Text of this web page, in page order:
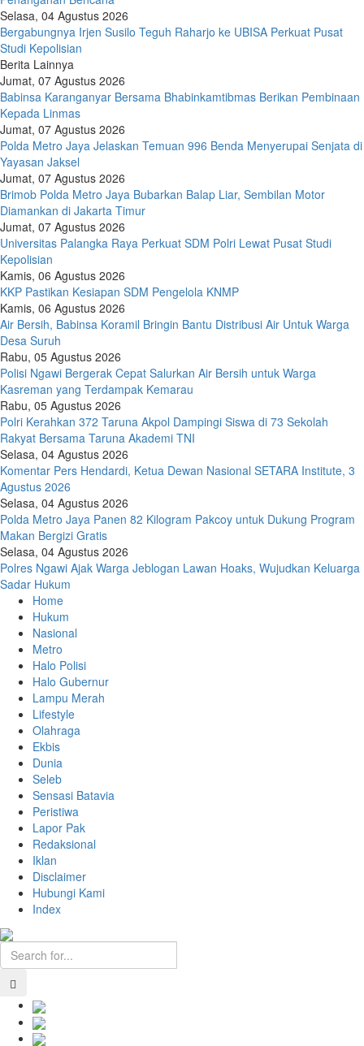
Selasa, 04 Agustus 2026
Bergabungnya Irjen Susilo Teguh Raharjo ke UBISA Perkuat Pusat
Studi Kepolisian
Berita Lainnya
Jumat, 07 Agustus 2026
Babinsa Karanganyar Bersama Bhabinkamtibmas Berikan Pembinaan
Kepada Linmas
Jumat, 07 Agustus 2026
Polda Metro Jaya Jelaskan Temuan 996 Benda Menyerupai Senjata di
Yayasan Jaksel
Jumat, 07 Agustus 2026
Brimob Polda Metro Jaya Bubarkan Balap Liar, Sembilan Motor
Diamankan di Jakarta Timur
Jumat, 07 Agustus 2026
Universitas Palangka Raya Perkuat SDM Polri Lewat Pusat Studi
Kepolisian
Kamis, 06 Agustus 2026
KKP Pastikan Kesiapan SDM Pengelola KNMP
Kamis, 06 Agustus 2026
Air Bersih, Babinsa Koramil Bringin Bantu Distribusi Air Untuk Warga
Desa Suruh
Rabu, 05 Agustus 2026
Polisi Ngawi Bergerak Cepat Salurkan Air Bersih untuk Warga
Kasreman yang Terdampak Kemarau
Rabu, 05 Agustus 2026
Polri Kerahkan 372 Taruna Akpol Dampingi Siswa di 73 Sekolah
Rakyat Bersama Taruna Akademi TNI
Selasa, 04 Agustus 2026
Komentar Pers Hendardi, Ketua Dewan Nasional SETARA Institute, 3
Agustus 2026
Selasa, 04 Agustus 2026
Polda Metro Jaya Panen 82 Kilogram Pakcoy untuk Dukung Program
Makan Bergizi Gratis
Selasa, 04 Agustus 2026
Polres Ngawi Ajak Warga Jeblogan Lawan Hoaks, Wujudkan Keluarga
Sadar Hukum
Home
Hukum
Nasional
Metro
Halo Polisi
Halo Gubernur
Lampu Merah
Lifestyle
Olahraga
Ekbis
Dunia
Seleb
Sensasi Batavia
Peristiwa
Lapor Pak
Redaksional
Iklan
Disclaimer
Hubungi Kami
Index